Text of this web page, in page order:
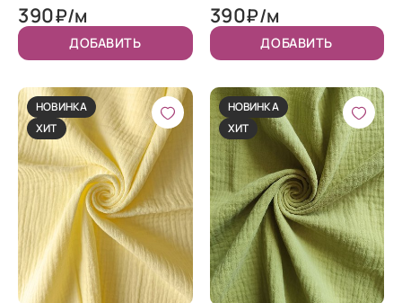
390₽/м
ДОБАВИТЬ
390₽/м
ДОБАВИТЬ
НОВИНКА
ХИТ
НОВИНКА
ХИТ